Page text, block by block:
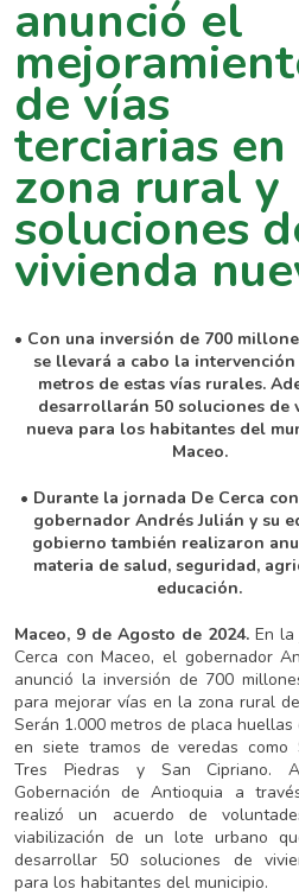
anunció el
de vías
terciarias en
zona rural y
soluciones
vivienda
• Con una inversión de 700
se llevará a cabo la intervención
metros de estas vías rurales.
desarrollarán 50 soluciones de
nueva para los habitantes del
Maceo.
• Durante la jornada De Cerca
gobernador Andrés Julián y su
gobierno también realizaron
materia de salud, seguridad,
educación.
Maceo, 9 de Agosto de 2024. En la
Cerca con Maceo, el gobernador
anunció la inversión de 700
para mejorar vías en la zona rural
Serán 1.000 metros de placa huellas
en siete tramos de veredas como
Tres Piedras y San Cipriano.
Gobernación de Antioquia a
realizó un acuerdo de
viabilización de un lote urbano
desarrollar 50 soluciones de
para los habitantes del municipio.